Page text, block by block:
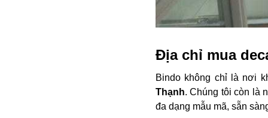
Địa chỉ mua
Bindo không chỉ là nơi
Thạnh. Chúng tôi còn là
đa dạng mẫu mã, sẵn